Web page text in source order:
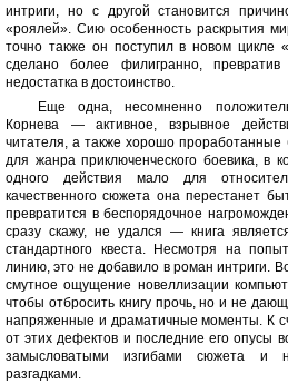
интриги, но с другой становится
«роялей». Сию особенность раскрытия
точно также он поступил в новом
сделано более филигранно,
недостатка в достоинство.
Еще одна, несомненно
Корнева — активное, взрывное
читателя, а также хорошо
для жанра приключенческого боевика, в
одного действия мало для
качественного сюжета она перестанет
превратится в беспорядочное
сразу скажу, не удался — книга
стандартного квеста. Несмотря на
линию, это не добавило в роман интриги.
смутное ощущение новеллизации
чтобы отбросить книгу прочь, но и не
напряженные и драматичные моменты. К
от этих дефектов и последние его опусы
замысловатыми изгибами сюжета и
разгадками.